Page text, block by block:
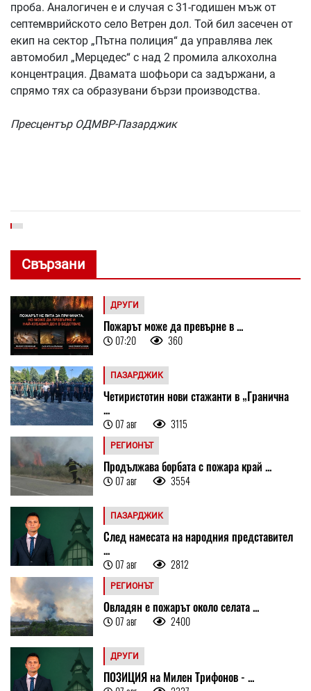
проба. Аналогичен е и случая с 31-годишен мъж от
септемврийското село Ветрен дол. Той бил засечен от
екип на сектор „Пътна полиция“ да управлява лек
автомобил „Мерцедес“ с над 2 промила алкохолна
концентрация. Двамата шофьори са задържани, а
спрямо тях са образувани бързи производства.
Пресцентър ОДМВР-Пазарджик
Свързани
ДРУГИ
Пожарът може да превърне в ...
07:20 360
ПАЗАРДЖИК
Четиристотин нови стажанти в „Гранична
...
07 авг 3115
РЕГИОНЪТ
Продължава борбата с пожара край ...
07 авг 3554
ПАЗАРДЖИК
След намесата на народния представител
...
07 авг 2812
РЕГИОНЪТ
Овладян е пожарът около селата ...
07 авг 2400
ДРУГИ
ПОЗИЦИЯ на Милен Трифонов - ...